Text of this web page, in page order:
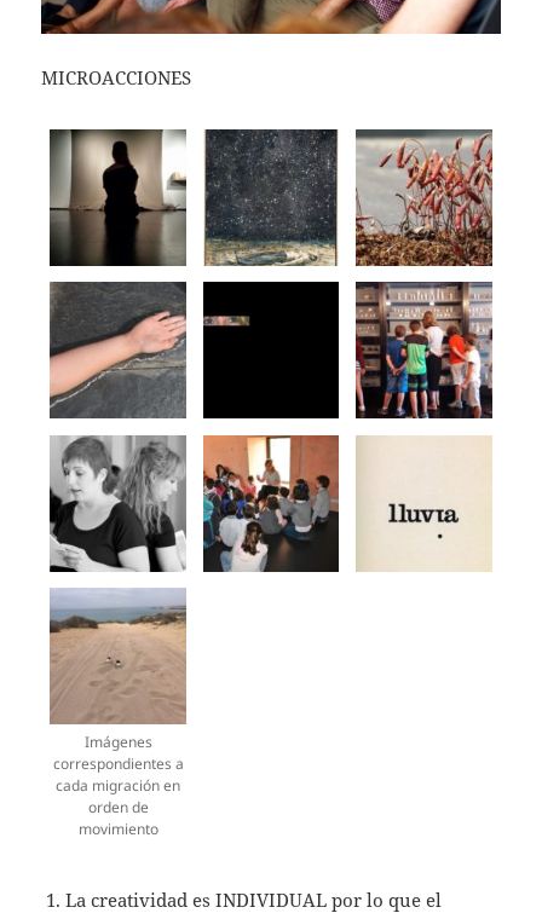
MICROACCIONES
Imágenes
correspondientes a
cada migración en
orden de
movimiento
La creatividad es INDIVIDUAL por lo que el